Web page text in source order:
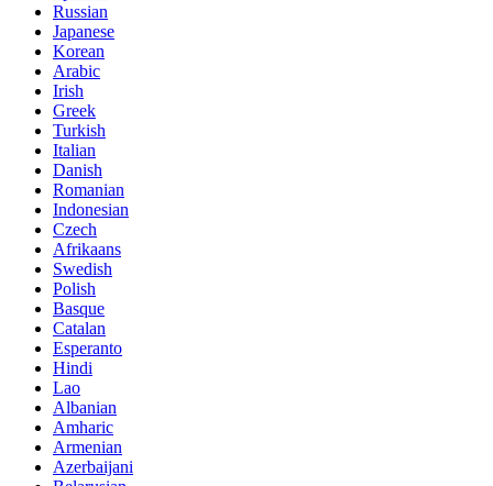
Russian
Japanese
Korean
Arabic
Irish
Greek
Turkish
Italian
Danish
Romanian
Indonesian
Czech
Afrikaans
Swedish
Polish
Basque
Catalan
Esperanto
Hindi
Lao
Albanian
Amharic
Armenian
Azerbaijani